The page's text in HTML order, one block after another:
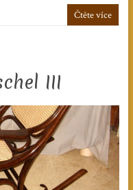
Čtěte více
III